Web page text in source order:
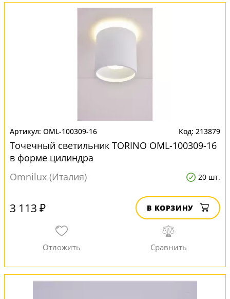
OML-100309-16 213879
Точечный светильник TORINO OML-100309-16
в форме цилиндра
Omnilux (Италия)
20 шт.
3 113 ₽ В КОРЗИНУ